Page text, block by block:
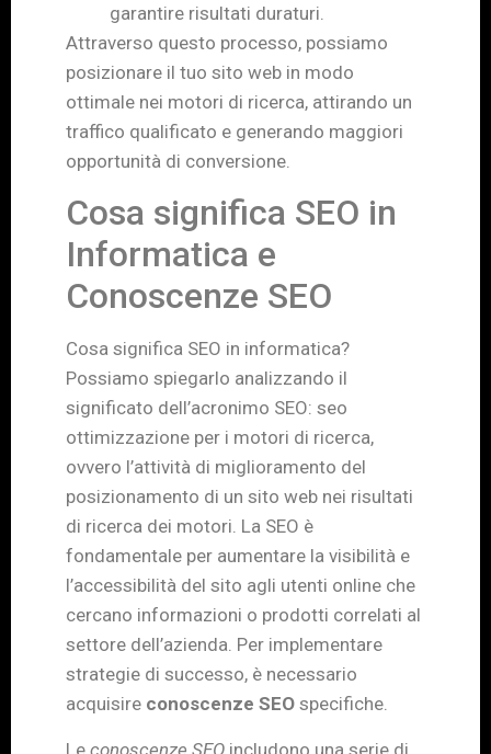
garantire risultati duraturi.
Attraverso questo processo, possiamo
posizionare il tuo sito web in modo
ottimale nei motori di ricerca, attirando un
traffico qualificato e generando maggiori
opportunità di conversione.
Cosa significa SEO in
Informatica e
Conoscenze SEO
Cosa significa SEO in informatica?
Possiamo spiegarlo analizzando il
significato dell’acronimo SEO: seo
ottimizzazione per i motori di ricerca,
ovvero l’attività di miglioramento del
posizionamento di un sito web nei risultati
di ricerca dei motori. La SEO è
fondamentale per aumentare la visibilità e
l’accessibilità del sito agli utenti online che
cercano informazioni o prodotti correlati al
settore dell’azienda. Per implementare
strategie di successo, è necessario
acquisire conoscenze SEO specifiche.
Le conoscenze SEO includono una serie di